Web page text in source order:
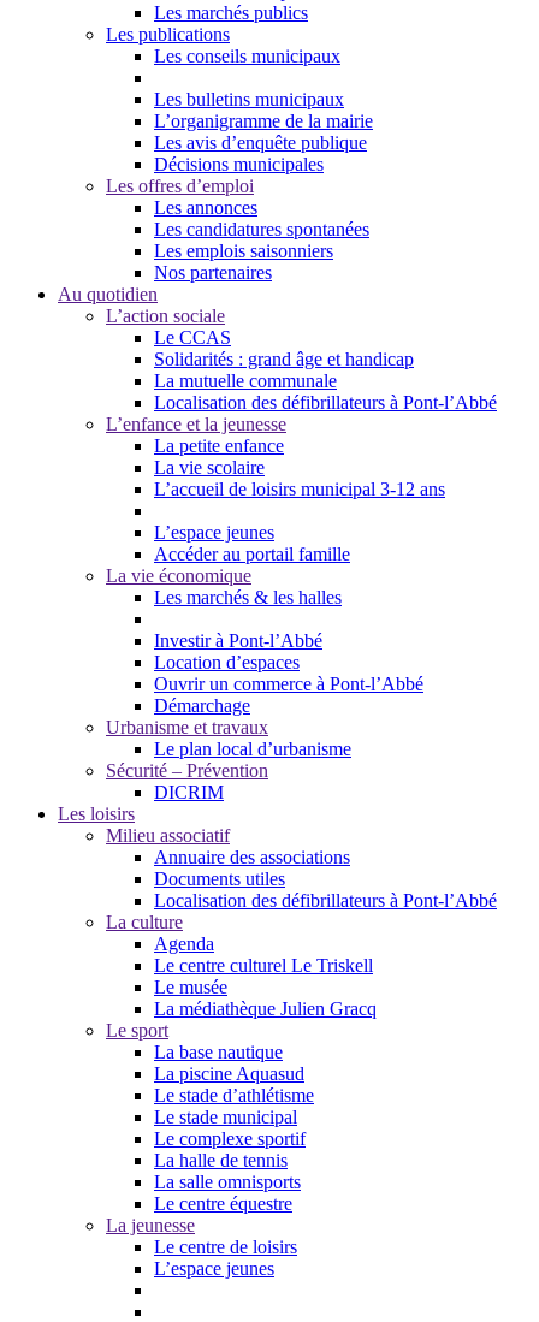
Les marchés publics
Les publications
Les conseils municipaux
Les bulletins municipaux
L’organigramme de la mairie
Les avis d’enquête publique
Décisions municipales
Les offres d’emploi
Les annonces
Les candidatures spontanées
Les emplois saisonniers
Nos partenaires
Au quotidien
L’action sociale
Le CCAS
Solidarités : grand âge et handicap
La mutuelle communale
Localisation des défibrillateurs à Pont-l’Abbé
L’enfance et la jeunesse
La petite enfance
La vie scolaire
L’accueil de loisirs municipal 3-12 ans
L’espace jeunes
Accéder au portail famille
La vie économique
Les marchés & les halles
Investir à Pont-l’Abbé
Location d’espaces
Ouvrir un commerce à Pont-l’Abbé
Démarchage
Urbanisme et travaux
Le plan local d’urbanisme
Sécurité – Prévention
DICRIM
Les loisirs
Milieu associatif
Annuaire des associations
Documents utiles
Localisation des défibrillateurs à Pont-l’Abbé
La culture
Agenda
Le centre culturel Le Triskell
Le musée
La médiathèque Julien Gracq
Le sport
La base nautique
La piscine Aquasud
Le stade d’athlétisme
Le stade municipal
Le complexe sportif
La halle de tennis
La salle omnisports
Le centre équestre
La jeunesse
Le centre de loisirs
L’espace jeunes